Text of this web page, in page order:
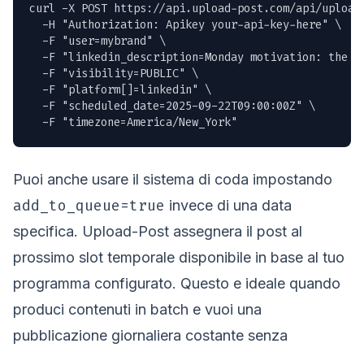
curl -X POST https://api.upload-post.com/api/
  -H "Authorization: Apikey your-api-key-here" \
  -F "user=mybrand" \
-F "linkedin_description=Monday motivation: the
  -F "visibility=PUBLIC" \
  -F "platform[]=linkedin" \
  -F "scheduled_date=2025-09-22T09:00:00Z" \
  -F "timezone=America/New_York"
Puoi anche usare il sistema di coda impostando
add_to_queue=true invece di una data
specifica. Upload-Post assegnera il post al
prossimo slot temporale disponibile in base al tuo
programma configurato. Questo e ideale quando
produci contenuti in batch e vuoi una
pubblicazione giornaliera costante senza